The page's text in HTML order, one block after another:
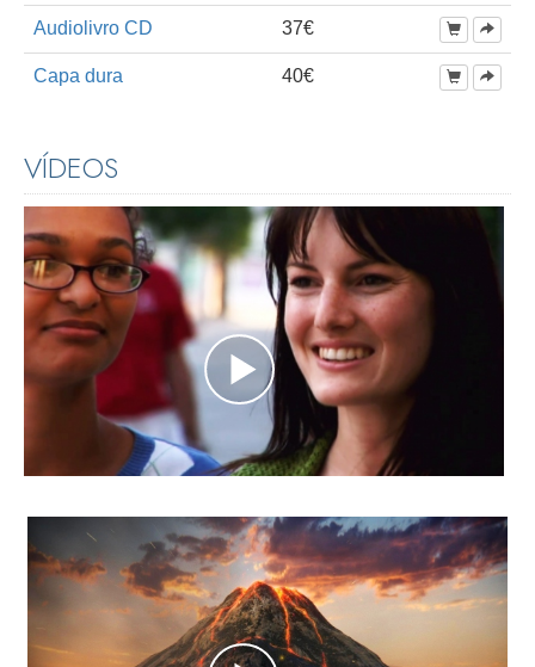
Audiolivro CD 37€
Capa dura 40€
VÍDEOS